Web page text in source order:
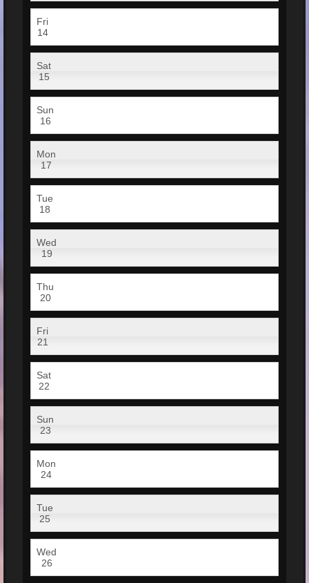
Fri
14
Sat
15
Sun
16
Mon
17
Tue
18
Wed
19
Thu
20
Fri
21
Sat
22
Sun
23
Mon
24
Tue
25
Wed
26